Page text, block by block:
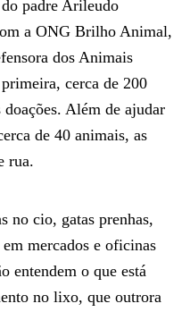
padre Arileudo
a ONG Brilho Animal,
dos Animais
cerca de 200
Além de ajudar
de 40 animais, as
rua.
no cio, gatas prenhas,
mercados e oficinas
entendem o que está
no lixo, que outrora